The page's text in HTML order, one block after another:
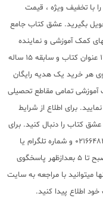
با تخفیف ویژه ، قیمت
بگیرید. عشق کتاب جامع
کمک آموزشی و نماینده
مستقیم ناشران معتبر کمک آموزشی با بیش از 11000 عنوان کتاب و سابقه 15 ساله
هر خرید یک هدیه رایگان
آموزشی تمامی مقاطع تحصیلی
برای اطلاع از شرایط
کتاب را دنبال کنید. برای
پیگیری سفارشات تهران شماره تلفن پشتیبانی 02166484008 و شماره تلگرام یا
واتس اپ 09203472622 می باشد که از ساعت 9 صبح تا 5 بعدازظهر پاسخگوی
میتوانید با مراجعه به سایت
اطلاع پیدا کنید.